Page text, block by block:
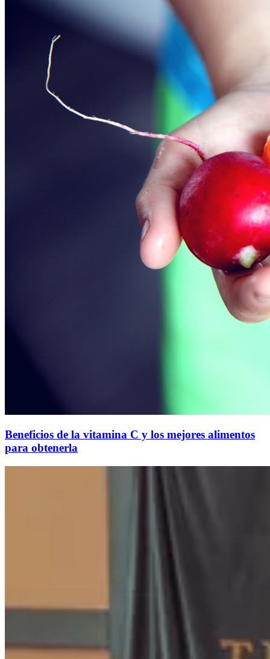
Beneficios de la vitamina C y los mejores alimentos
para obtenerla